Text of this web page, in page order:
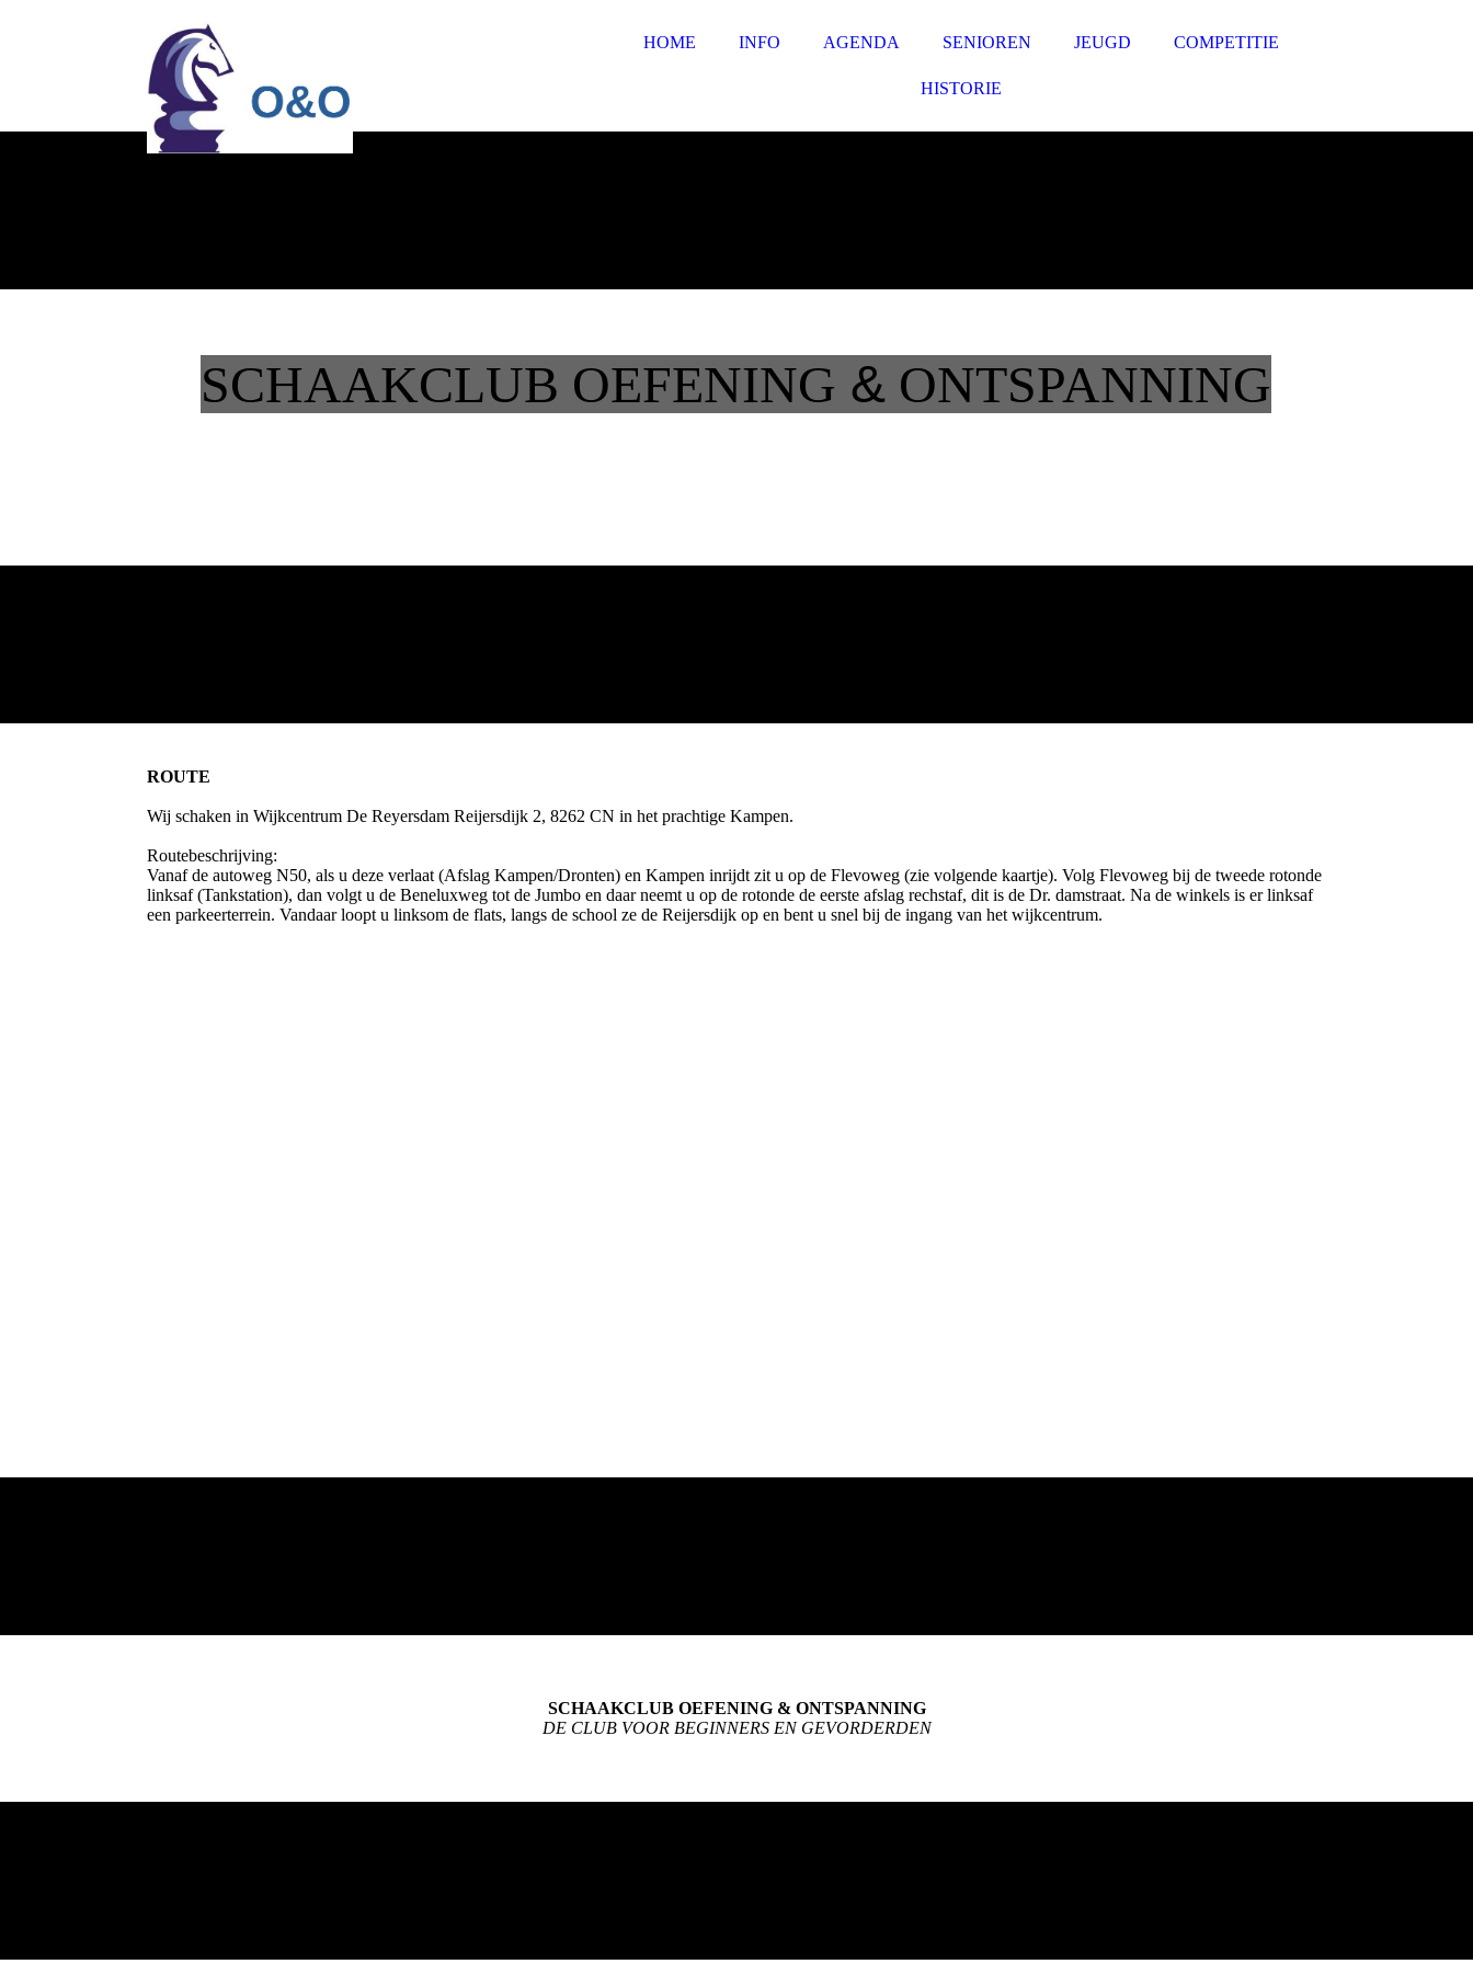
HOME INFO AGENDA SENIOREN JEUGD COMPETITIE
HISTORIE
SCHAAKCLUB OEFENING & ONTSPANNING
ROUTE
Wij schaken in Wijkcentrum De Reyersdam Reijersdijk 2, 8262 CN in het prachtige Kampen.
Routebeschrijving:
Vanaf de autoweg N50, als u deze verlaat (Afslag Kampen/Dronten) en Kampen inrijdt zit u op de Flevoweg (zie volgende kaartje). Volg Flevoweg bij de tweede rotonde
linksaf (Tankstation), dan volgt u de Beneluxweg tot de Jumbo en daar neemt u op de rotonde de eerste afslag rechstaf, dit is de Dr. damstraat. Na de winkels is er linksaf
een parkeerterrein. Vandaar loopt u linksom de flats, langs de school ze de Reijersdijk op en bent u snel bij de ingang van het wijkcentrum.
SCHAAKCLUB OEFENING & ONTSPANNING
DE CLUB VOOR BEGINNERS EN GEVORDERDEN